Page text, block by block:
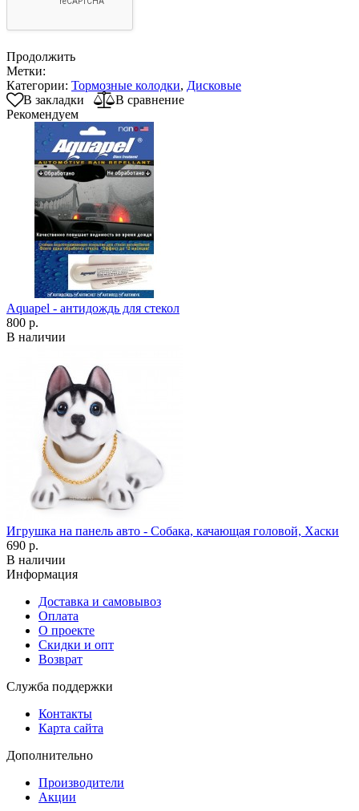
Продолжить
Метки:
Категории: Тормозные колодки, Дисковые
В закладки
В сравнение
Рекомендуем
Aquapel - антидождь для стекол
800 р.
В наличии
Игрушка на панель авто - Собака, качающая головой, Хаски
690 р.
В наличии
Информация
Доставка и самовывоз
Оплата
О проекте
Скидки и опт
Возврат
Служба поддержки
Контакты
Карта сайта
Дополнительно
Производители
Акции